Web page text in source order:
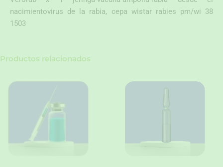
nacimientovirus de la rabia, cepa wistar rabies pm/wi 38
1503
Productos relacionados